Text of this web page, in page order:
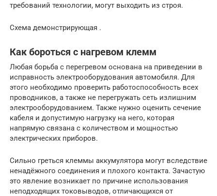
требований технологии, могут выходить из строя.
Схема демонстрирующая .
Как бороться с нагревом клемм
Любая борьба с перегревом основана на приведении в
исправность электрооборудования автомобиля. Для
этого необходимо проверить работоспособность всех
проводников, а также не перегружать сеть излишним
электрооборудованием. Также нужно оценить сечение
кабеля и допустимую нагрузку на него, которая
напрямую связана с количеством и мощностью
электрических приборов.
Сильно греться клеммы аккумулятора могут вследствие
ненадёжного соединения и плохого контакта. Зачастую
это явление возникает по причине использования
неподходящих токовыводов, отличающихся от